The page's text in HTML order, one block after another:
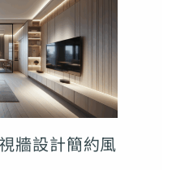
牆設計簡約風